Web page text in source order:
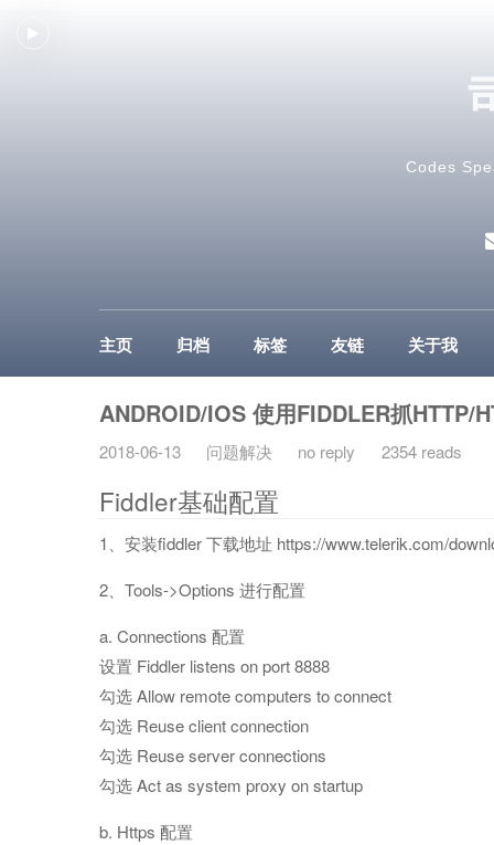
Codes
主页 归档 标签 友链 关于我
ANDROID/IOS 使用FIDDLER抓HTTP/
2018-06-13 问题解决 no reply 2354 reads
Fiddler基础配置
1、安装fiddler 下载地址 https://www.telerik.com/
2、Tools->Options 进行配置
a. Connections 配置
设置 Fiddler listens on port 8888
勾选 Allow remote computers to connect
勾选 Reuse client connection
勾选 Reuse server connections
勾选 Act as system proxy on startup
b. Https 配置